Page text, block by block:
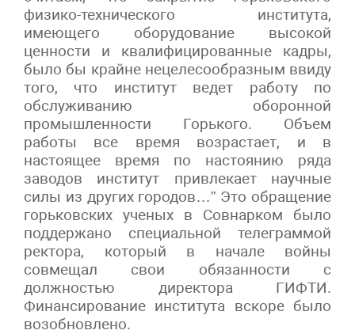
физико-технического института,
имеющего оборудование высокой
ценности и квалифицированные кадры,
было бы крайне нецелесообразным ввиду
того, что институт ведет работу по
обслуживанию оборонной
промышленности Горького. Объем
работы все время возрастает, и в
настоящее время по настоянию ряда
заводов институт привлекает научные
силы из других городов…” Это обращение
горьковских ученых в Совнарком было
поддержано специальной телеграммой
ректора, который в начале войны
совмещал свои обязанности с
должностью директора ГИФТИ.
Финансирование института вскоре было
возобновлено.